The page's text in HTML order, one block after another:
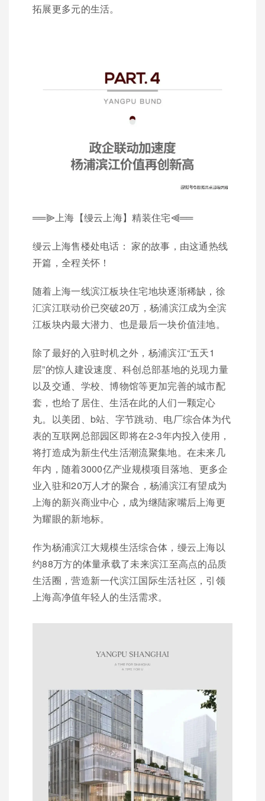
拓展更多元的生活。
══⫸上海【缦云上海】精装住宅⫷══
缦云上海售楼处电话： 家的故事，由这通热线
开篇，全程关怀！
随着上海一线滨江板块住宅地块逐渐稀缺，徐
汇滨江联动价已突破20万，杨浦滨江成为全滨
江板块内最大潜力、也是最后一块价值洼地。
除了最好的入驻时机之外，杨浦滨江“五天1
层”的惊人建设速度、科创总部基地的兑现力量
以及交通、学校、博物馆等更加完善的城市配
套，也给了居住、生活在此的人们一颗定心
丸。以美团、b站、字节跳动、电厂综合体为代
表的互联网总部园区即将在2-3年内投入使用，
将打造成为新生代生活潮流聚集地。在未来几
年内，随着3000亿产业规模项目落地、更多企
业入驻和20万人才的聚合，杨浦滨江有望成为
上海的新兴商业中心，成为继陆家嘴后上海更
为耀眼的新地标。
作为杨浦滨江大规模生活综合体，缦云上海以
约88万方的体量承载了未来滨江至高点的品质
生活圈，营造新一代滨江国际生活社区，引领
上海高净值年轻人的生活需求。